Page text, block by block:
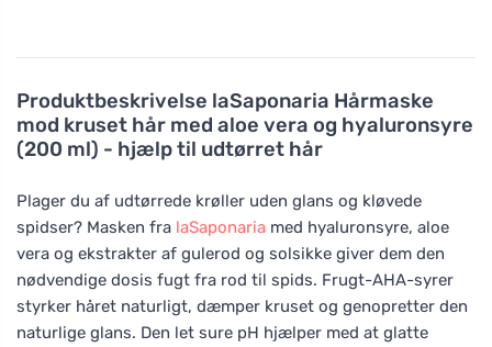
Produktbeskrivelse laSaponaria Hårmaske
mod kruset hår med aloe vera og hyaluronsyre
(200 ml) - hjælp til udtørret hår
Plager du af udtørrede krøller uden glans og kløvede
spidser? Masken fra laSaponaria med hyaluronsyre, aloe
vera og ekstrakter af gulerod og solsikke giver dem den
nødvendige dosis fugt fra rod til spids. Frugt-AHA-syrer
styrker håret naturligt, dæmper kruset og genopretter den
naturlige glans. Den let sure pH hjælper med at glatte